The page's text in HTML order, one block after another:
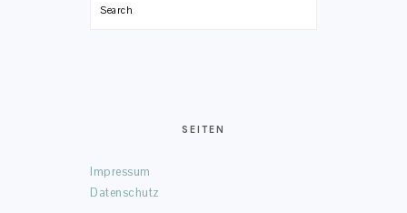
Search
SEITEN
Impressum
Datenschutz